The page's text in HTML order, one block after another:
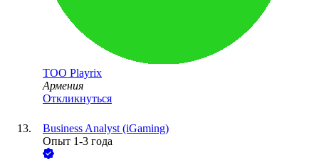
ТОО Playrix
Армения
Откликнуться
Business Analyst (iGaming)
Опыт 1-3 года